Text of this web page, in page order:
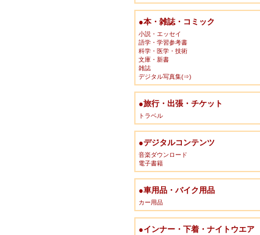
●本・雑誌・コミック
小説・エッセイ
語学・学習参考書
科学・医学・技術
文庫・新書
雑誌
デジタル写真集(⇒)
●旅行・出張・チケット
トラベル
●デジタルコンテンツ
音楽ダウンロード
電子書籍
●車用品・バイク用品
カー用品
●インナー・下着・ナイトウエア